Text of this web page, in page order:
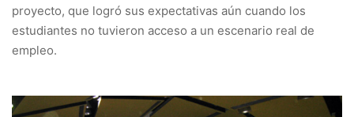
proyecto, que logró sus expectativas aún cuando los
estudiantes no tuvieron acceso a un escenario real de
empleo.